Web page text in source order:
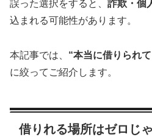
誤った選択をすると、 詐欺・個
込まれる可能性があります。
本記事では、 “本当に借りられ
に絞ってご紹介します。
借りれる場所はゼロじ